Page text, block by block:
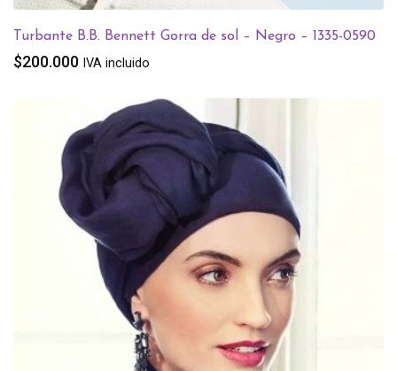
Turbante B.B. Bennett Gorra de sol – Negro – 1335-0590
$200.000 IVA incluido